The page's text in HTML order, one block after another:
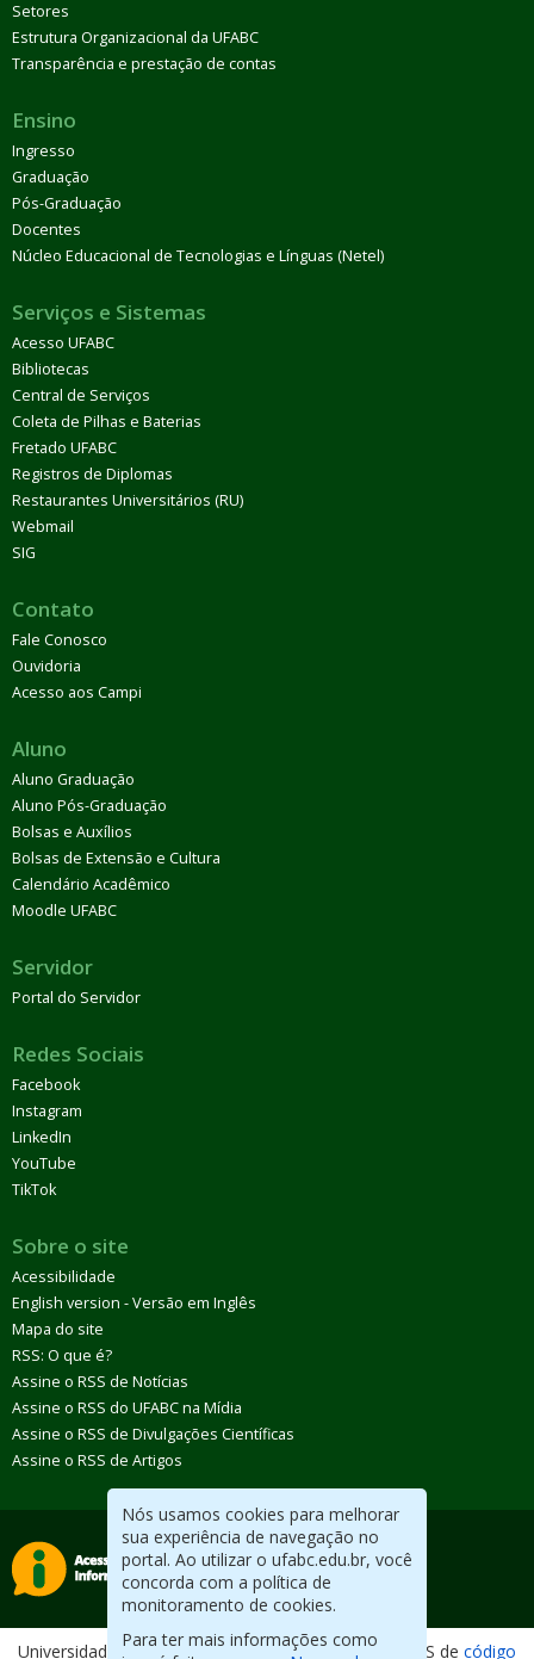
Nós usamos cookies para melhorar
sua experiência de navegação no
portal. Ao utilizar o ufabc.edu.br, você
concorda com a política de
monitoramento de cookies.
Para ter mais informações como
Setores
Estrutura Organizacional da UFABC
Transparência e prestação de contas
Ensino
Ingresso
Graduação
Pós-Graduação
Docentes
Núcleo Educacional de Tecnologias e Línguas (Netel)
Serviços e Sistemas
Acesso UFABC
Bibliotecas
Central de Serviços
Coleta de Pilhas e Baterias
Fretado UFABC
Registros de Diplomas
Restaurantes Universitários (RU)
Webmail
SIG
Contato
Fale Conosco
Ouvidoria
Acesso aos Campi
Aluno
Aluno Graduação
Aluno Pós-Graduação
Bolsas e Auxílios
Bolsas de Extensão e Cultura
Calendário Acadêmico
Moodle UFABC
Servidor
Portal do Servidor
Redes Sociais
Facebook
Instagram
LinkedIn
YouTube
TikTok
Sobre o site
Acessibilidade
English version - Versão em Inglês
Mapa do site
RSS: O que é?
Assine o RSS de Notícias
Assine o RSS do UFABC na Mídia
Assine o RSS de Divulgações Científicas
Assine o RSS de Artigos
Universidade Federal do ABC. Desenvolvido com CMS de código